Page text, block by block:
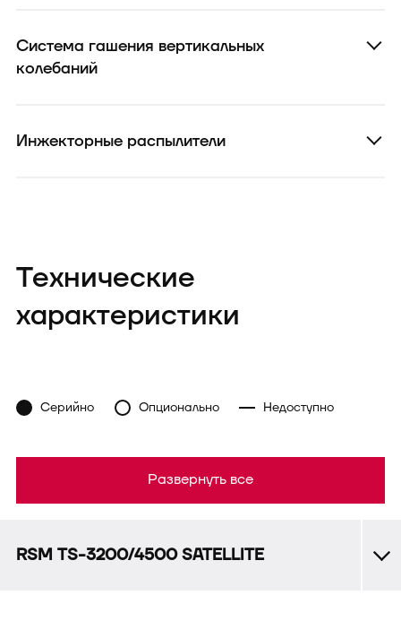
Система гашения вертикальных
колебаний
Инжекторные распылители
Технические
характеристики
RSM TS-3200/4500 SATELLITE
Серийно Опционально Недоступно
Развернуть все